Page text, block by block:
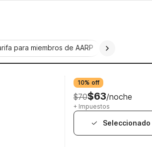
para miembros de AARP
10% off
$70$63/noche
+ Impuestos
Seleccionado